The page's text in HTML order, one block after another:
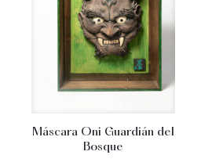
Máscara Oni Guardián del
Bosque